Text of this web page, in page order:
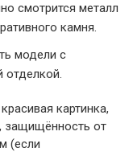
смотрится металл
камня.
модели с
отделкой.
картинка,
защищённость от
(если